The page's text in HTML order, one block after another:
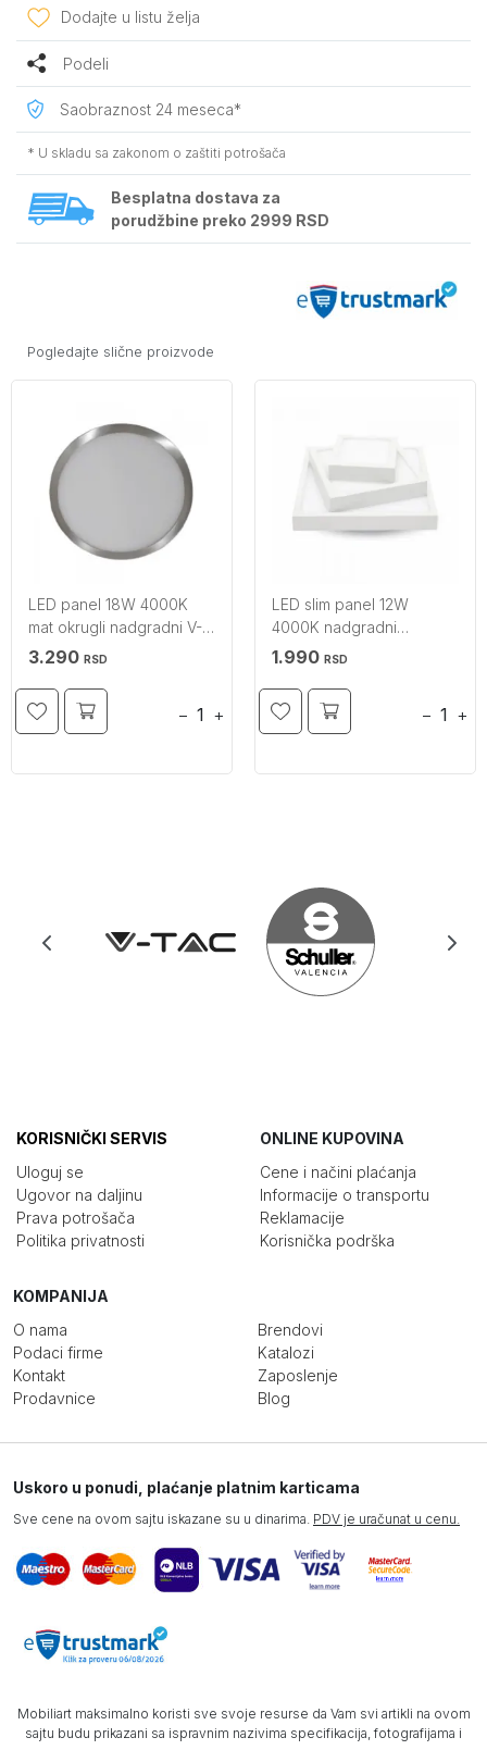
Dodajte u listu želja
Podeli
Saobraznost 24 meseca*
* U skladu sa zakonom o zaštiti potrošača
Besplatna dostava za
porudžbine preko 2999 RSD
Pogledajte slične proizvode
LED panel 18W 4000K
mat okrugli nadgradni V-
TAC
3.290 RSD
− +
LED slim panel 12W
4000K nadgradni
četvrtasti V-TAC
1.990 RSD
− +
KORISNIČKI SERVIS
Uloguj se
Ugovor na daljinu
Prava potrošača
Politika privatnosti
ONLINE KUPOVINA
Cene i načini plaćanja
Informacije o transportu
Reklamacije
Korisnička podrška
KOMPANIJA
O nama
Podaci firme
Kontakt
Prodavnice
Brendovi
Katalozi
Zaposlenje
Blog
Uskoro u ponudi, plaćanje platnim karticama
Sve cene na ovom sajtu iskazane su u dinarima. PDV je uračunat u cenu.
Mobiliart maksimalno koristi sve svoje resurse da Vam svi artikli na ovom
sajtu budu prikazani sa ispravnim nazivima specifikacija, fotografijama i